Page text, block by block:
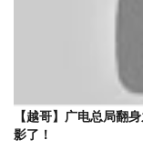
【越哥】广电总局翻
影了！